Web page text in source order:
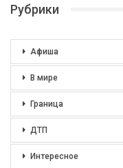
Рубрики
Афиша
В мире
Граница
ДТП
Интересное